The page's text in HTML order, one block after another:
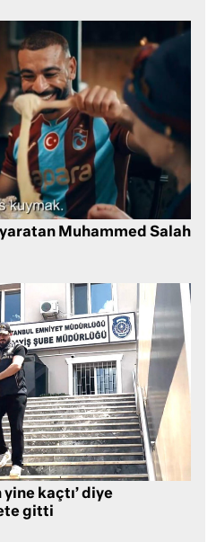
Muhammed Salah
yine kaçtı’ diye
gitti